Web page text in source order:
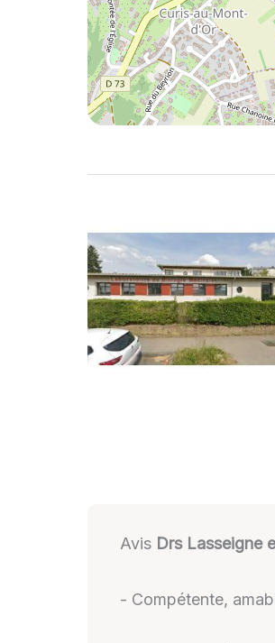
Avis Drs Lasseigne
- Compétente,